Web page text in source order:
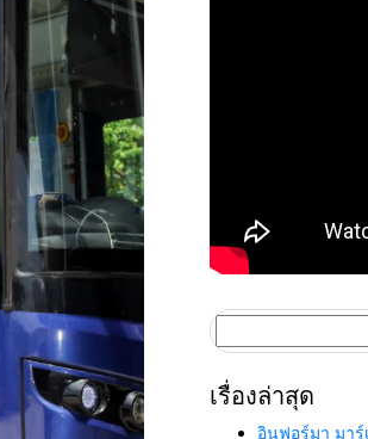
สำหรับ:
เรื่องล่าสุด
อินฟอร์มา มาร์